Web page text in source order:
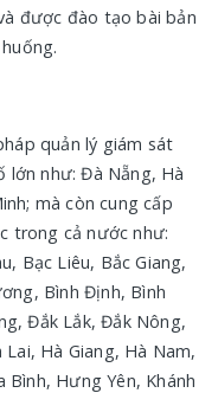
được đào tạo bài bản
quản lý giám sát
lớn như: Đà Nẵng, Hà
mà còn cung cấp
trong cả nước như:
Bạc Liêu, Bắc Giang,
Bình Định, Bình
Đắk Lắk, Đắk Nông,
Hà Giang, Hà Nam,
Hưng Yên, Khánh